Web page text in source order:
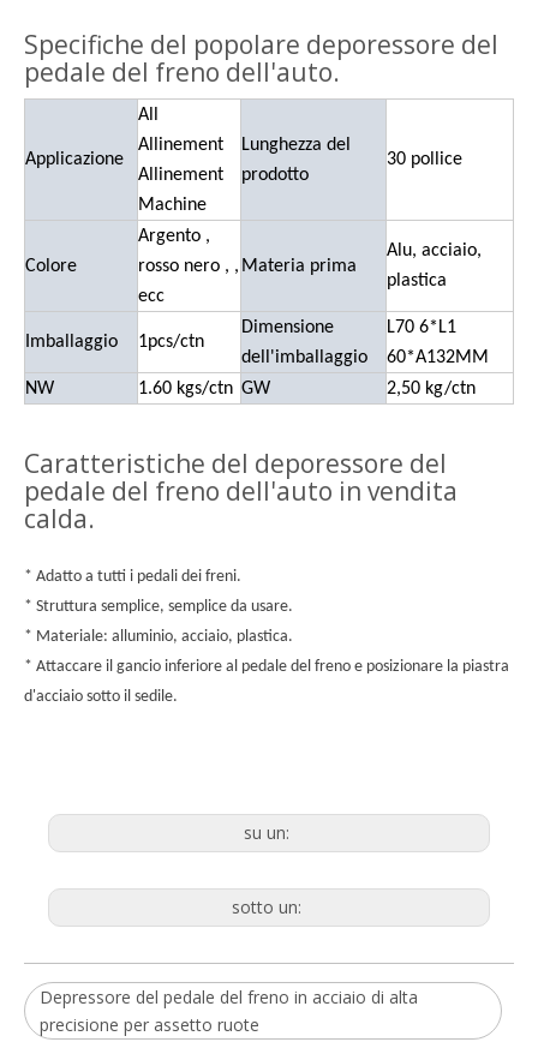
Specifiche del popolare deporessore del
pedale del freno dell'auto.
Applicazione
All
Allinement
Allinement
Machine
Lunghezza del
prodotto
30 pollice
Colore
Argento ,
rosso nero , ,
ecc
Materia prima
Alu, acciaio,
plastica
Imballaggio 1pcs/ctn
Dimensione
dell'imballaggio
L70 6*L1
60*A132MM
NW
1.60 kgs/ctn GW 2,50 kg/ctn
Caratteristiche del deporessore del
pedale del freno dell'auto in vendita
calda.
* Adatto a tutti i pedali dei freni.
* Struttura semplice, semplice da usare.
* Materiale: alluminio, acciaio, plastica.
* Attaccare il gancio inferiore al pedale del freno e posizionare la piastra
d'acciaio sotto il sedile.
su un:
sotto un:
Depressore del pedale del freno in acciaio di alta
precisione per assetto ruote